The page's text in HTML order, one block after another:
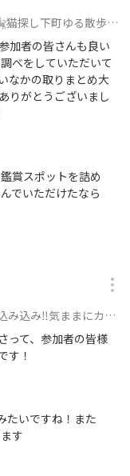
貨、猫オブジェ＋（湯島梅祭り）に参加
加者の皆さんも良い
べをしていただいて
なかの取りまとめ大
りがとうございまし
賞スポットを詰め
でいただけたなら
み放題ソフトクリーム、ポップコーン食べ放題！に参加
って、参加者の皆様
す！
たいですね！また
す